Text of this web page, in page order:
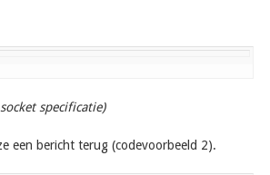
specificatie)
een bericht terug (codevoorbeeld 2).